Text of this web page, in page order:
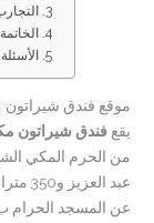
الخاتمة
موقع فندق
يقعفندق شيراتون